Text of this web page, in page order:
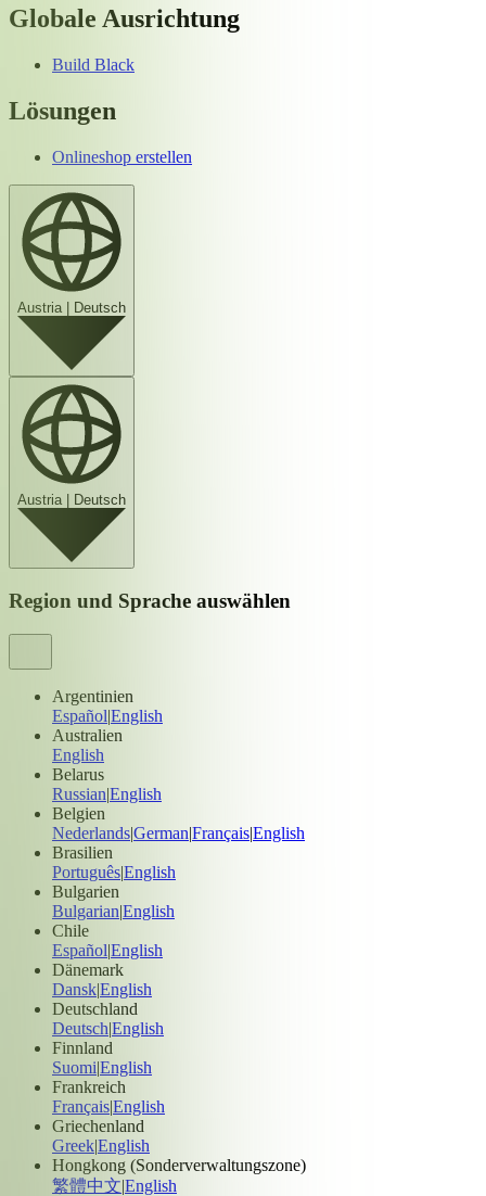
Globale Ausrichtung
Build Black
Lösungen
Onlineshop erstellen
Austria| Deutsch
Austria| Deutsch
Region und Sprache auswählen
Argentinien
Español|English
Australien
English
Belarus
Russian|English
Belgien
Nederlands|German|Français|English
Brasilien
Português|English
Bulgarien
Bulgarian|English
Chile
Español|English
Dänemark
Dansk|English
Deutschland
Deutsch|English
Finnland
Suomi|English
Frankreich
Français|English
Griechenland
Greek|English
Hongkong (Sonderverwaltungszone)
繁體中文|English